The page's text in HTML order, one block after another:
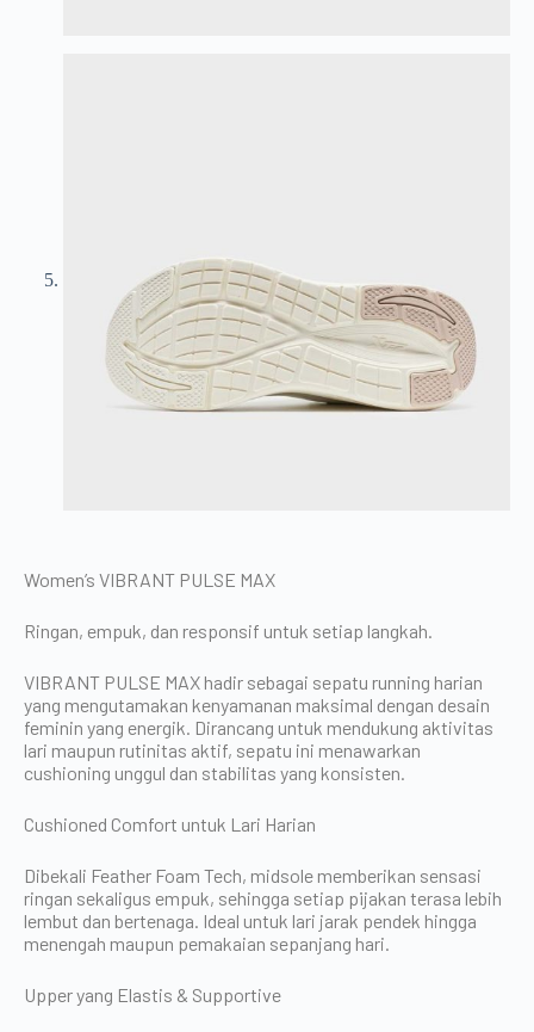
Women’s VIBRANT PULSE MAX
Ringan, empuk, dan responsif untuk setiap langkah.
VIBRANT PULSE MAX hadir sebagai sepatu running harian
yang mengutamakan kenyamanan maksimal dengan desain
feminin yang energik. Dirancang untuk mendukung aktivitas
lari maupun rutinitas aktif, sepatu ini menawarkan
cushioning unggul dan stabilitas yang konsisten.
Cushioned Comfort untuk Lari Harian
Dibekali Feather Foam Tech, midsole memberikan sensasi
ringan sekaligus empuk, sehingga setiap pijakan terasa lebih
lembut dan bertenaga. Ideal untuk lari jarak pendek hingga
menengah maupun pemakaian sepanjang hari.
Upper yang Elastis & Supportive